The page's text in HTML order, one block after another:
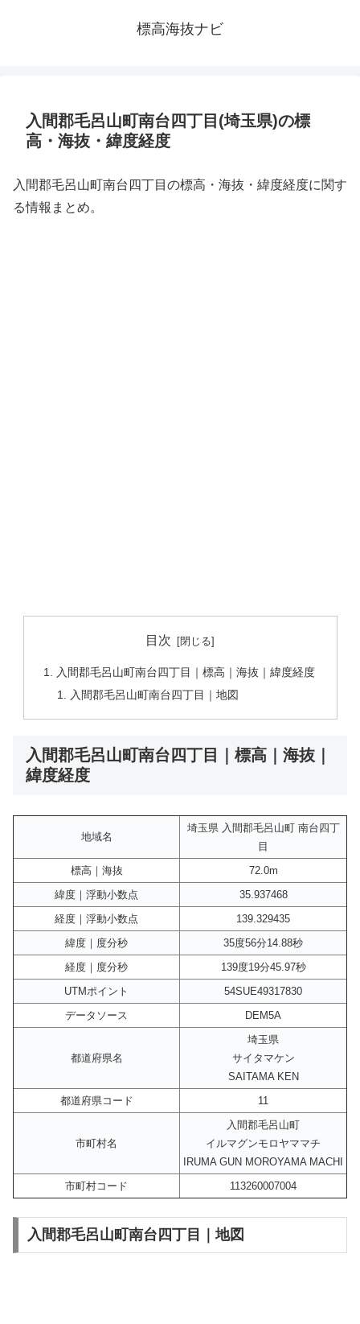
標高海抜ナビ
入間郡毛呂山町南台四丁目(埼玉県)の標
高・海抜・緯度経度
入間郡毛呂山町南台四丁目の標高・海抜・緯度経度に関す
る情報まとめ。
目次
入間郡毛呂山町南台四丁目｜標高｜海抜｜緯度経度
入間郡毛呂山町南台四丁目｜地図
入間郡毛呂山町南台四丁目｜標高｜海抜｜
緯度経度
地域名
埼玉県 入間郡毛呂山町 南台四丁
目
標高｜海抜
72.0m
緯度｜浮動小数点
35.937468
経度｜浮動小数点
139.329435
緯度｜度分秒
35度56分14.88秒
経度｜度分秒
139度19分45.97秒
UTMポイント
54SUE49317830
データソース
DEM5A
都道府県名
埼玉県
サイタマケン
SAITAMA KEN
都道府県コード
11
市町村名
入間郡毛呂山町
イルマグンモロヤママチ
IRUMA GUN MOROYAMA MACHI
市町村コード
113260007004
入間郡毛呂山町南台四丁目｜地図